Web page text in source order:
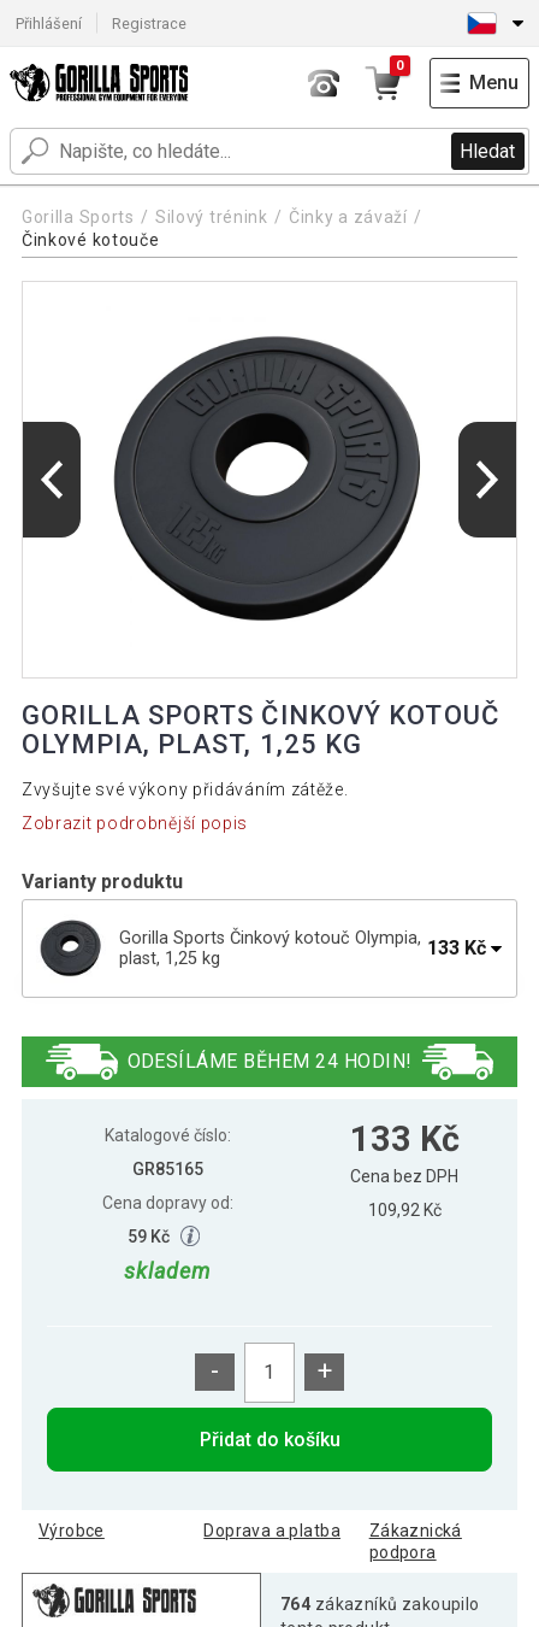
Přihlášení Registrace
Hledat
0
Menu
Gorilla Sports Silový trénink
Činky a závaží
Činkové kotouče
GORILLA SPORTS ČINKOVÝ KOTOUČ
OLYMPIA, PLAST, 1,25 KG
Zvyšujte své výkony přidáváním zátěže.
Zobrazit podrobnější popis
Varianty produktu
Gorilla Sports Činkový kotouč Olympia,
plast, 1,25 kg
133 Kč
plast, 10 kg
plast, 15 kg
533 Kč
Gorilla Sports Činkový kotouč Olympia,
plast, 2,5 kg
ODESÍLÁME BĚHEM 24 HODIN!
Katalogové číslo:
GR85165
Cena dopravy od:
59 Kč
skladem
133 Kč
Cena bez DPH
109,92 Kč
- +
Přidat do košíku
Výrobce Doprava a platba
Zákaznická
podpora
764 zákazníků zakoupilo